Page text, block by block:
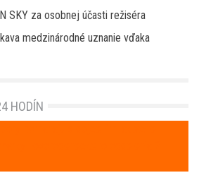
SKY za osobnej účasti režiséra
medzinárodné uznanie vďaka
HODÍN